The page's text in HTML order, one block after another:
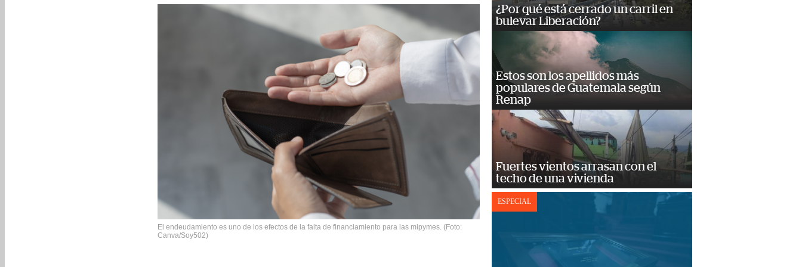
El endeudamiento es uno de los efectos de la falta de financiamiento para las mipymes. (Foto:
Canva/Soy502)
¿Por qué está cerrado un carril en
bulevar Liberación?
Estos son los apellidos más
populares de Guatemala según
Renap
Fuertes vientos arrasan con el
techo de una vivienda
ESPECIAL